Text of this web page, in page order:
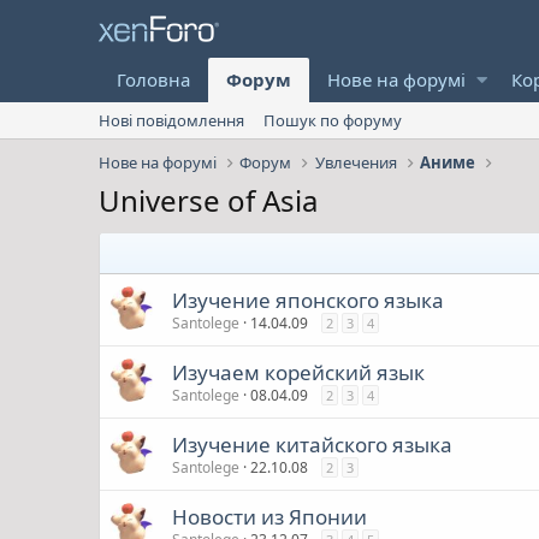
Головна Форум Нове на форумі
Нові повідомлення
Пошук по форуму
Нове на форумі
Форум Увлечения Аниме
Universe of Asia
Изучение японского языка
Santolege 14.04.09 2 3 4
Изучаем корейский язык
Santolege 08.04.09 2 3 4
Изучение китайского языка
Santolege 22.10.08 2 3
Новости из Японии